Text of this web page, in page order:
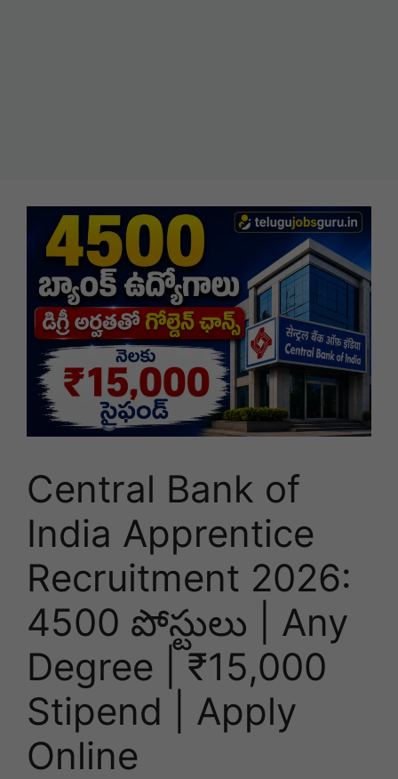
Central Bank of
India Apprentice
Recruitment 2026:
4500 పోస్టులు | Any
Degree | ₹15,000
Stipend | Apply
Online